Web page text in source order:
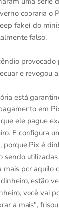
cobraria o
fake) do
falso.
e revogou
está
em
ele pague
E configura
porque Pix é
sendo
mais por aquilo
estão
você vai
a mais",